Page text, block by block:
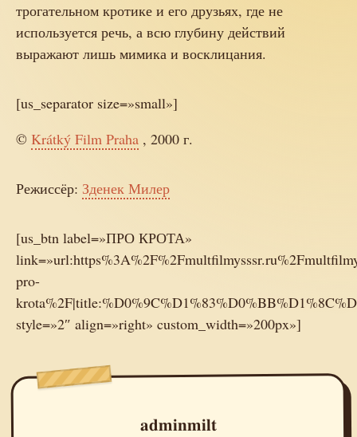
трогательном кротике и его друзьях, где не
используется речь, а всю глубину действий
выражают лишь мимика и восклицания.
[us_separator size=»small»]
© Krátký Film Praha , 2000 г.
Режиссёр: Зденек Милер
[us_btn label=»ПРО КРОТА»
pro-
style=»2″ align=»right» custom_width=»200px»]
adminmilt